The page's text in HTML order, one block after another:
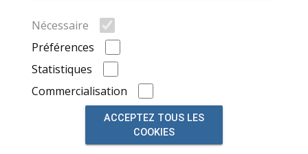
Nécessaire
Préférences
Statistiques
Commercialisation
ACCEPTEZ TOUS LES
COOKIES
Recherche
Marques de voitures
Annonces récemment consultées
© 2026, alimenté parauto market